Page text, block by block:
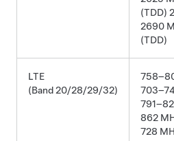
(TDD)
2690
(TDD)
LTE
(Band 20/28/29/32)
862
728